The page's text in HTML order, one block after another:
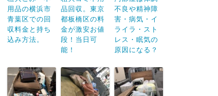
用品の横浜市
青葉区での回
収料金と持ち
込み方法。
品回収。東京
都板橋区の料
金が激安お値
段！当日可
能！
不良や精神障
害・病気・イ
ライラ・スト
レス・眠気の
原因になる？